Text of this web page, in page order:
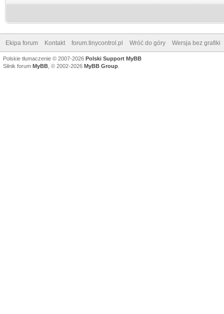
Ekipa forum Kontakt forum.tinycontrol.pl Wróć do góry Wersja bez grafiki
Polskie tłumaczenie © 2007-2026 Polski Support MyBB
Silnik forum MyBB , © 2002-2026 MyBB Group